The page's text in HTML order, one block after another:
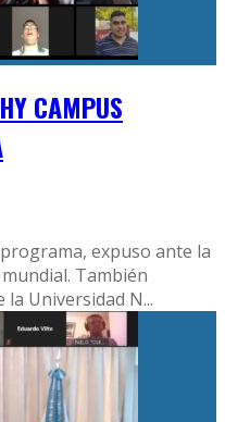
CAMPUS
expuso ante la
También
Universidad N...